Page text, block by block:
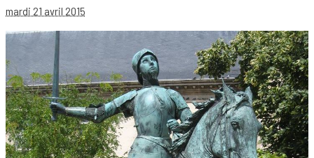
mardi 21 avril 2015